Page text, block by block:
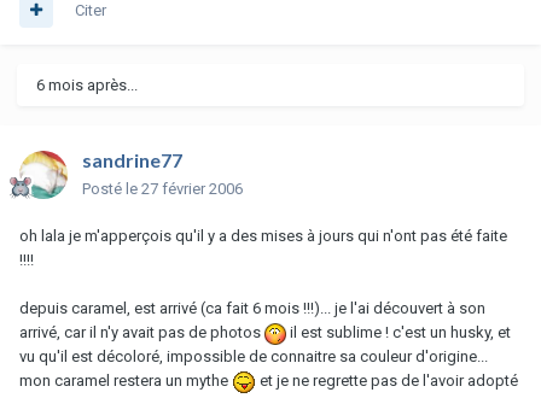
Citer
6 mois après...
sandrine77
Posté le 27 février 2006
oh lala je m'apperçois qu'il y a des mises à jours qui n'ont pas été faite
!!!!
depuis caramel, est arrivé (ca fait 6 mois !!!)... je l'ai découvert à son
arrivé, car il n'y avait pas de photos
il est sublime ! c'est un husky, et
vu qu'il est décoloré, impossible de connaitre sa couleur d'origine...
mon caramel restera un mythe
et je ne regrette pas de l'avoir adopté